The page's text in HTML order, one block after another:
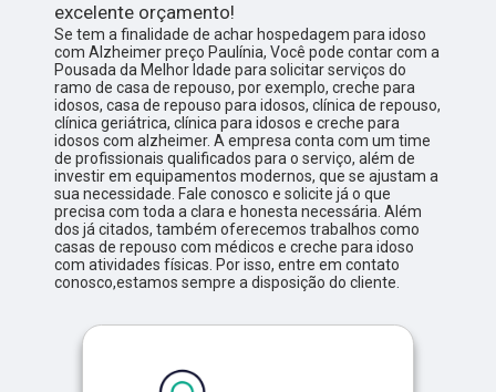
excelente orçamento!
Se tem a finalidade de achar hospedagem para idoso
com Alzheimer preço Paulínia, Você pode contar com a
Pousada da Melhor Idade para solicitar serviços do
ramo de casa de repouso, por exemplo, creche para
idosos, casa de repouso para idosos, clínica de repouso,
clínica geriátrica, clínica para idosos e creche para
idosos com alzheimer. A empresa conta com um time
de profissionais qualificados para o serviço, além de
investir em equipamentos modernos, que se ajustam a
sua necessidade. Fale conosco e solicite já o que
precisa com toda a clara e honesta necessária. Além
dos já citados, também oferecemos trabalhos como
casas de repouso com médicos e creche para idoso
com atividades físicas. Por isso, entre em contato
conosco,estamos sempre a disposição do cliente.